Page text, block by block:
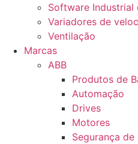
Software Industrial
Variadores de
Ventilação
Marcas
ABB
Produtos de
Automação
Drives
Motores
Segurança de